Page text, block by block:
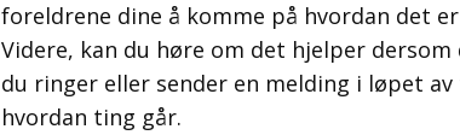
foreldrene dine å komme på hvordan det
Videre, kan du høre om det hjelper
du ringer eller sender en melding i løpet
hvordan ting går.